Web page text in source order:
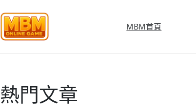
至
主
要
MBM首頁
熱門文章